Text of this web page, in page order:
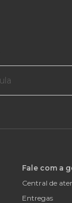
Fale com a
Central de
Entregas